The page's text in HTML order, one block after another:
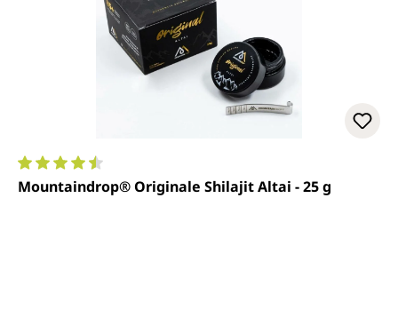
Valutazione media di 4.4 su 5 stelle
Mountaindrop® Originale Shilajit Altai - 25 g